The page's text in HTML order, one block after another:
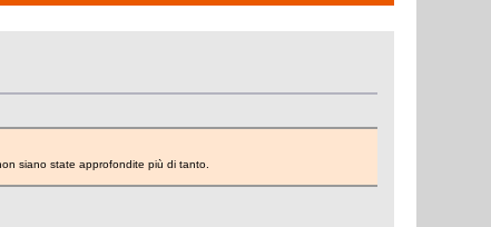
siano state approfondite più di tanto.